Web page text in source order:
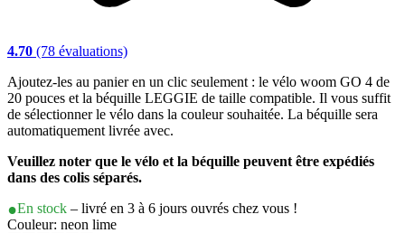
4.70 (78 évaluations)
Ajoutez-les au panier en un clic seulement : le vélo woom GO 4 de
20 pouces et la béquille LEGGIE de taille compatible. Il vous suffit
de sélectionner le vélo dans la couleur souhaitée. La béquille sera
automatiquement livrée avec.
Veuillez noter que le vélo et la béquille peuvent être expédiés
dans des colis séparés.
En stock – livré en 3 à 6 jours ouvrés chez vous !
Couleur: neon lime